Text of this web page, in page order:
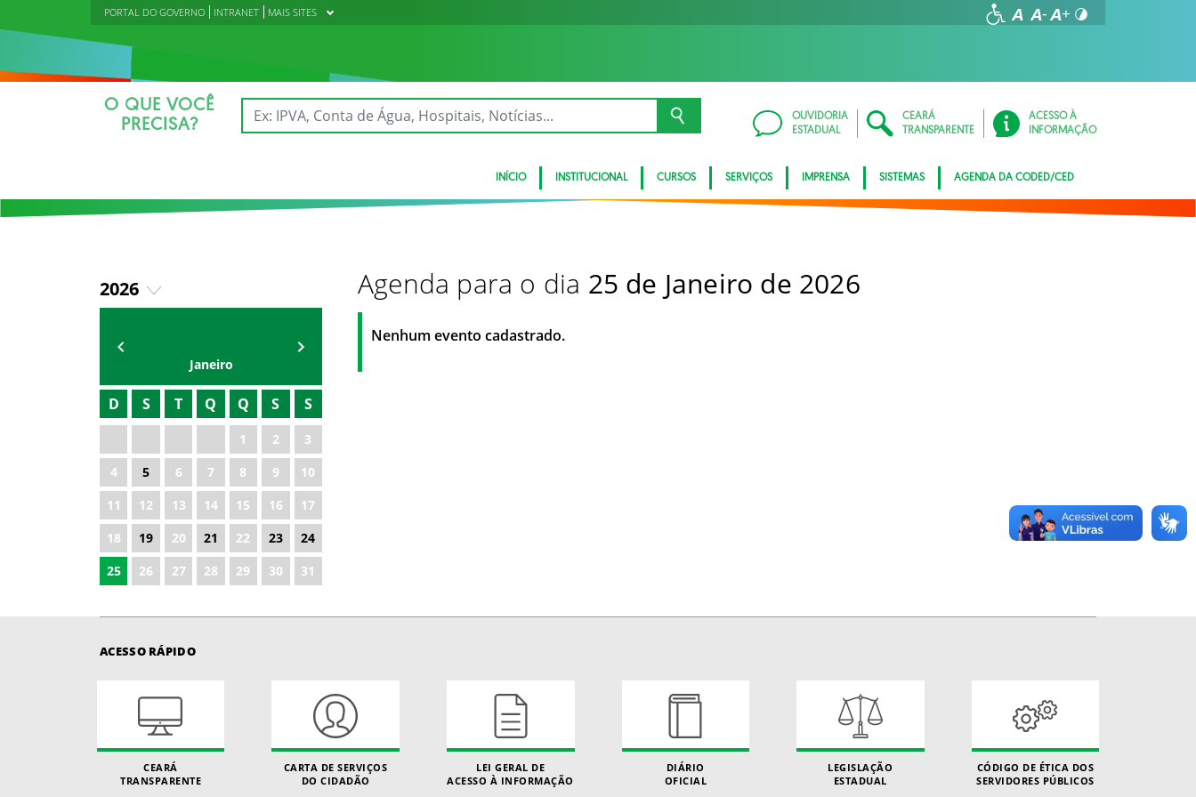
PORTAL DO GOVERNO INTRANET MAIS SITES
O QUE VOCÊ
PRECISA?
OUVIDORIA
ESTADUAL
CEARÁ
TRANSPARENTE
ACESSO À
INFORMAÇÃO
INÍCIO INSTITUCIONAL CURSOS SERVIÇOS IMPRENSA SISTEMAS AGENDA DA CODED/CED
2026
2019
2020
2021
2022
2023
2024
2025
Janeiro
D S T Q Q S S
1 2
3
4
5 6 7 8 9
10
11
12 13 14 15 16
17
18
19 20 21 22 23
24
25
26 27 28 29 30 31
Agenda para o dia 25 de Janeiro de 2026
Nenhum evento cadastrado.
ACESSO RÁPIDO
CEARÁ
TRANSPARENTE
CARTA DE SERVIÇOS
DO CIDADÃO
LEI GERAL DE
ACESSO À INFORMAÇÃO
DIÁRIO
OFICIAL
LEGISLAÇÃO
ESTADUAL
CÓDIGO DE ÉTICA DOS
SERVIDORES PÚBLICOS